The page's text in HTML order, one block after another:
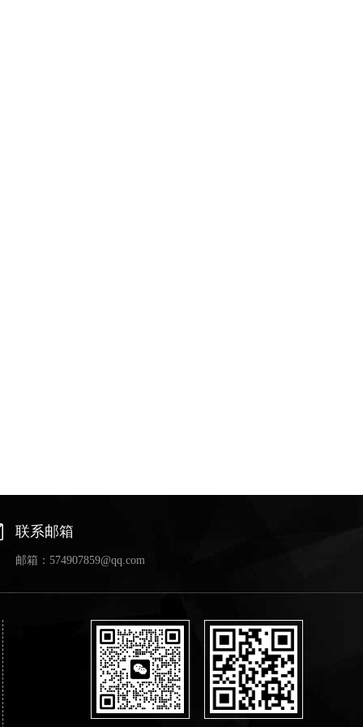
联系邮箱
邮箱：574907859@qq.com